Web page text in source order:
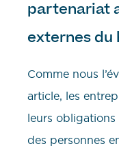
partenariat
externes du
Comme nous
article, les
leurs obligations
des personnes